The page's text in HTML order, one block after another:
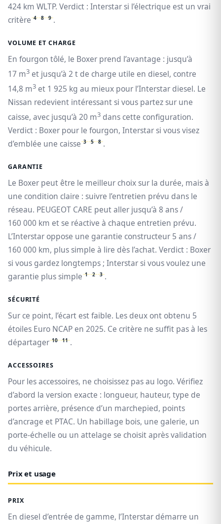
424 km WLTP. Verdict : Interstar si l’électrique est un vrai
critère 4 8 9 .
VOLUME ET CHARGE
En fourgon tôlé, le Boxer prend l’avantage : jusqu’à
17 m3 et jusqu’à 2 t de charge utile en diesel, contre
14,8 m3 et 1 925 kg au mieux pour l’Interstar diesel. Le
Nissan redevient intéressant si vous partez sur une
caisse, avec jusqu’à 20 m3 dans cette configuration.
Verdict : Boxer pour le fourgon, Interstar si vous visez
d’emblée une caisse 3 5 8 .
GARANTIE
Le Boxer peut être le meilleur choix sur la durée, mais à
une condition claire : suivre l’entretien prévu dans le
réseau. PEUGEOT CARE peut aller jusqu’à 8 ans /
160 000 km et se réactive à chaque entretien prévu.
L’Interstar oppose une garantie constructeur 5 ans /
160 000 km, plus simple à lire dès l’achat. Verdict : Boxer
si vous gardez longtemps ; Interstar si vous voulez une
garantie plus simple 1 2 3 .
SÉCURITÉ
Sur ce point, l’écart est faible. Les deux ont obtenu 5
étoiles Euro NCAP en 2025. Ce critère ne suffit pas à les
départager 10 11 .
ACCESSOIRES
Pour les accessoires, ne choisissez pas au logo. Vérifiez
d’abord la version exacte : longueur, hauteur, type de
portes arrière, présence d’un marchepied, points
d’ancrage et PTAC. Un habillage bois, une galerie, un
porte-échelle ou un attelage se choisit après validation
du véhicule.
Prix et usage
PRIX
En diesel d’entrée de gamme, l’Interstar démarre un